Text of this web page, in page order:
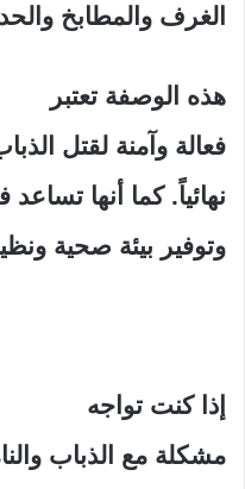
الغرف والمطابخ
هذه الوصفة تعتبر
فعالة وآمنة لقتل
نهائياً. كما أنها
وتوفير بيئة صحية
إذا كنت تواجه
مشكلة مع الذباب